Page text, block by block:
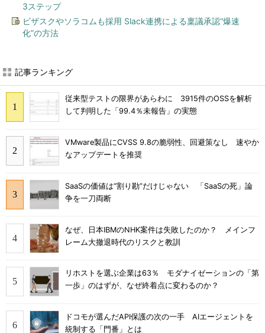
3ステップ
ビザスクやソラコムも採用 Slack連携による稟議承認“爆速
化”の方法
記事ランキング
従来型テストの限界があらわに 3915件のOSSを解析
して判明した「99.4％未報告」の実態
VMware製品にCVSS 9.8の脆弱性、回避策なし 速やか
なアップデートを推奨
SaaSの価値は“割り勘”だけじゃない 「SaaSの死」論
争を一刀両断
なぜ、日本IBMのNHK案件は失敗したのか？ メインフ
レーム大撤退時代のリスクと教訓
リホストを選ぶ企業は63％ モダナイゼーションの「第
一歩」のはずが、なぜ終着点に変わるのか？
ドコモが選んだAPI保護の次の一手 AIエージェントを
統制する「門番」とは